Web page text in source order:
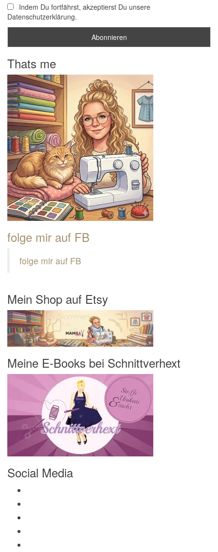
Indem Du fortfährst, akzeptierst Du unsere
Datenschutzerklärung.
Thats me
folge mir auf FB
folge mir auf FB
Mein Shop auf Etsy
Meine E-Books bei Schnittverhext
Social Media